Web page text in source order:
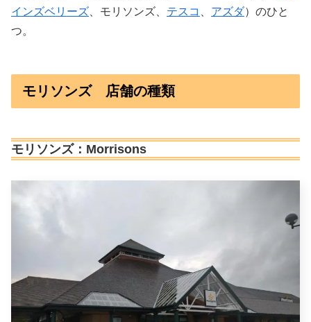
インズベリーズ 、モリソンズ、 テスコ アズダ）のひと
つ。
モリソンズ 店舗の種類
モリソンズ：Morrisons